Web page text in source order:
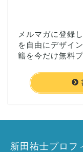
メルマガに登録
を自由にデザイ
籍を今だけ無料
新田祐士プロフ